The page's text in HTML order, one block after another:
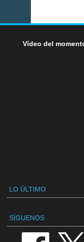
Vídeo del
LO ÚLTIMO
SÍGUENOS